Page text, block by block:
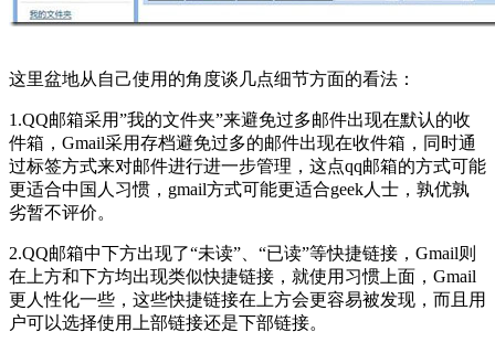
这里盆地从自己使用的角度谈几点细节方面的看法：
1.QQ邮箱采用”我的文件夹”来避免过多邮件出现在默认的收
件箱，Gmail采用存档避免过多的邮件出现在收件箱，同时通
过标签方式来对邮件进行进一步管理，这点qq邮箱的方式可能
更适合中国人习惯，gmail方式可能更适合geek人士，孰优孰
劣暂不评价。
2.QQ邮箱中下方出现了“未读”、“已读”等快捷链接，Gmail则
在上方和下方均出现类似快捷链接，就使用习惯上面，Gmail
更人性化一些，这些快捷链接在上方会更容易被发现，而且用
户可以选择使用上部链接还是下部链接。